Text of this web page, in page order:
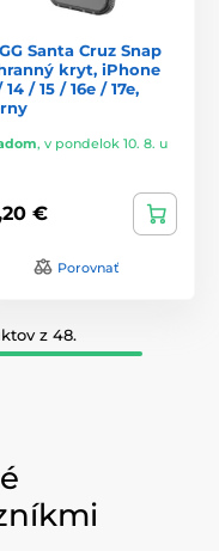
Santa Cruz Snap
kryt, iPhone
14 / 15 / 16e / 17e,
, v pondelok 10. 8. u
€
Porovnať
z 48.